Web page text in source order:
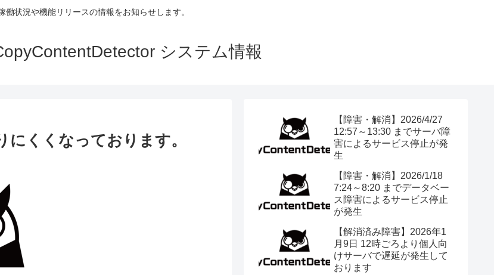
働状況や機能リリースの情報をお知らせします。
システム情報
にくくなっております。
【障害・解消】2026/4/27
12:57～13:30 までサーバ障
害によるサービス停止が発
生
【障害・解消】2026/1/18
7:24～8:20 までデータベー
ス障害によるサービス停止
が発生
【解消済み障害】2026年1
月9日 12時ごろより個人向
けサーバで遅延が発生して
おります